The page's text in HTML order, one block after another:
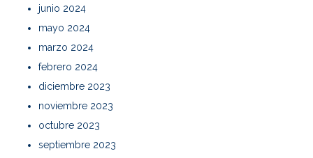
junio 2024
mayo 2024
marzo 2024
febrero 2024
diciembre 2023
noviembre 2023
octubre 2023
septiembre 2023